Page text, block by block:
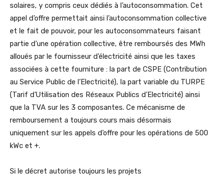
solaires, y compris ceux dédiés à l’autoconsommation. Cet
appel d’offre permettait ainsi l’autoconsommation collective
et le fait de pouvoir, pour les autoconsommateurs faisant
partie d’une opération collective, être remboursés des MWh
alloués par le fournisseur d’électricité ainsi que les taxes
associées à cette fourniture : la part de CSPE (Contribution
au Service Public de l’Electricité), la part variable du TURPE
(Tarif d’Utilisation des Réseaux Publics d’Electricité) ainsi
que la TVA sur les 3 composantes. Ce mécanisme de
remboursement a toujours cours mais désormais
uniquement sur les appels d’offre pour les opérations de 500
kWc et +.
Si le décret autorise toujours les projets